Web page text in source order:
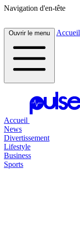
Navigation d'en-tête
Ouvrir le menu Accueil
Accueil
News
Divertissement
Lifestyle
Business
Sports